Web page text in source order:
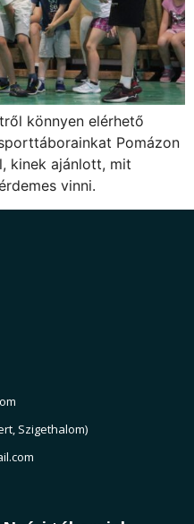
könnyen elérhető
Pomázon
kinek ajánlott, mit
vinni.
Szigethalom)